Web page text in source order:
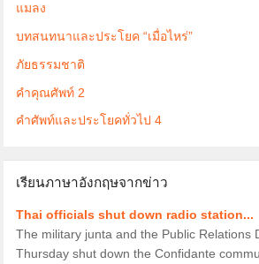
แมลง
บทสนทนาและประโยค “เมื่อไหร่”
ภัยธรรมชาติ
คำคุณศัพท์ 2
คำศัพท์และประโยคทั่วไป 4
เรียนภาษาอังกฤษจากข่าว
Thai officials shut down radio station...
The military junta and the Public Relations
Thursday shut down the Confidante